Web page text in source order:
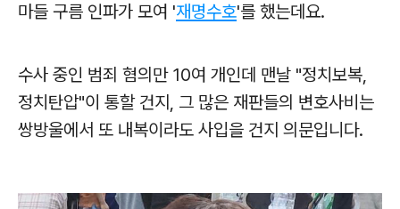
마들 구름 인파가 모여 '재명수호'를 했는데요.
수사 중인 범죄 혐의만 10여 개인데 맨날 "정치보복,
정치탄압"이 통할 건지, 그 많은 재판들의 변호사비는
쌍방울에서 또 내복이라도 사입을 건지 의문입니다.